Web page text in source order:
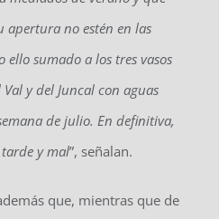
apertura no estén en las
ello sumado a los tres vasos
y del Juncal con aguas
de julio. En definitiva,
y mal”, señalan.
que, mientras que de